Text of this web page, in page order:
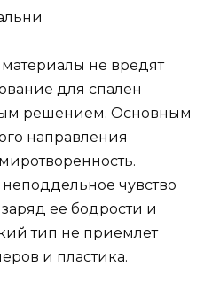
не вредят
для спален
решением. Основным
направления
неподдельное чувство
ее бодрости и
тип не приемлет
и пластика.